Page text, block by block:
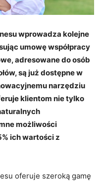
wprowadza kolejne
umowę współpracy
adresowane do osób
są już dostępne w
narzędziu
klientom nie tylko
możliwości
ich wartości z
oferuje szeroką gamę